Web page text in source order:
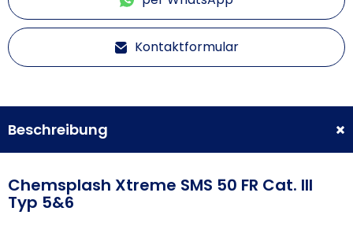
Kontaktformular
Beschreibung
Chemsplash Xtreme SMS 50 FR Cat. III
Typ 5&6